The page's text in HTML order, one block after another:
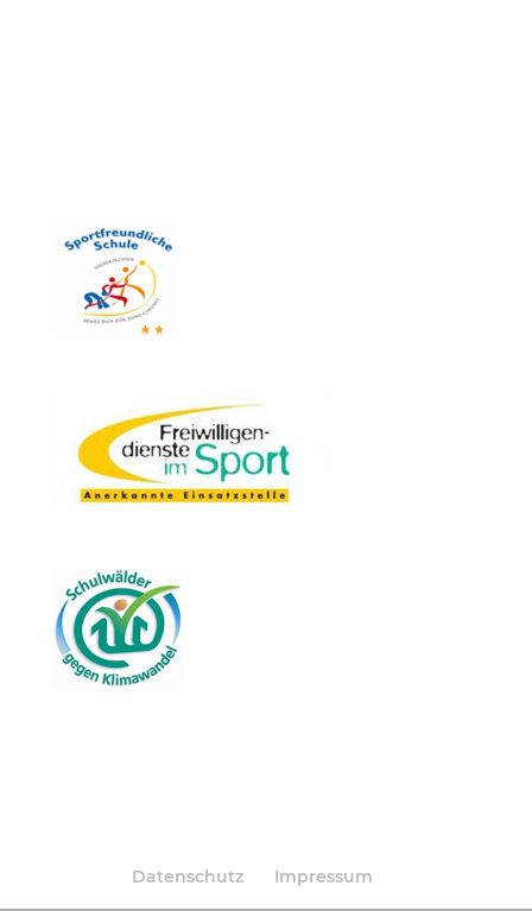
Datenschutz Impressum